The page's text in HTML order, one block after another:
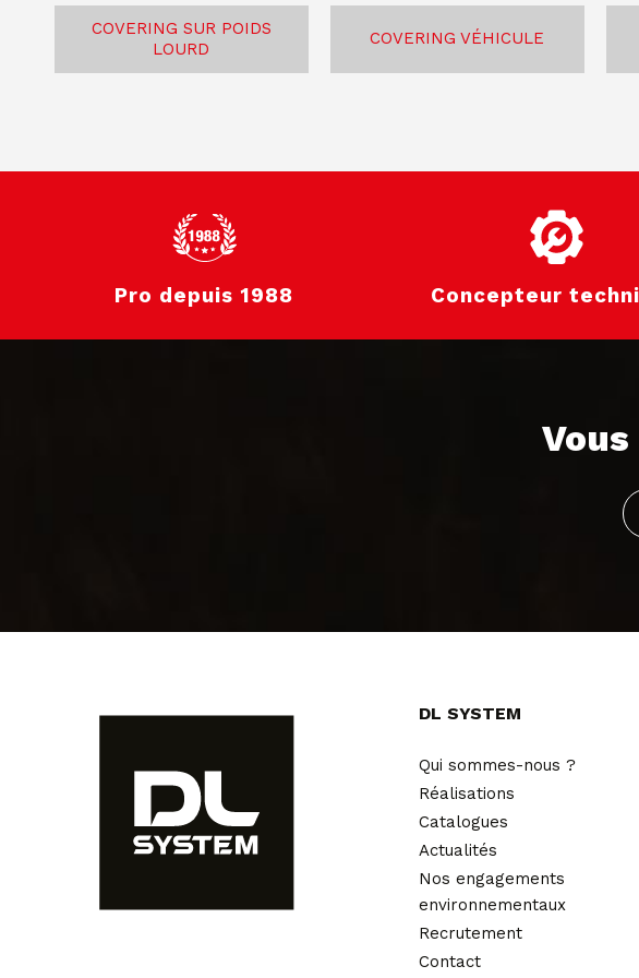
COVERING SUR POIDS
LOURD
COVERING VÉHICULE
Pro depuis 1988 Concepteur
DL SYSTEM
Qui sommes-nous ?
Réalisations
Catalogues
Actualités
Nos engagements
environnementaux
Recrutement
Contact